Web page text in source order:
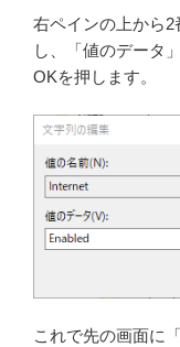
右ペインの上から2
し、「値のデータ
OKを押します。
これで先の画面に